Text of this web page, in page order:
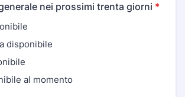
nei prossimi trenta giorni *
disponibile
al momento